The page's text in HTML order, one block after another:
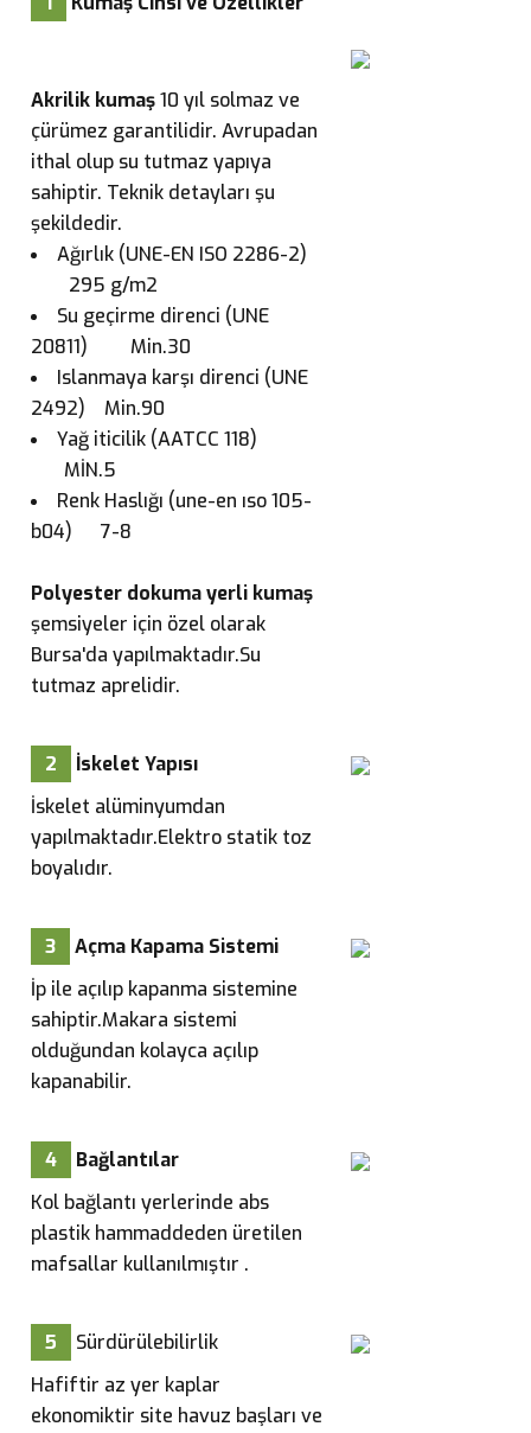
Akrilik kumaş10 yıl solmaz ve
çürümez garantilidir. Avrupadan
ithal olup su tutmaz yapıya
sahiptir. Teknik detayları şu
şekildedir.
Ağırlık (UNE-EN ISO 2286-2)
295 g/m2
Su geçirme direnci (UNE
20811) Min.30
Islanmaya karşı direnci (UNE
2492) Min.90
Yağ iticilik (AATCC 118)
MİN.5
Renk Haslığı (une-en ıso 105-
b04) 7-8
Polyester dokuma yerli kumaş
şemsiyeler için özel olarak
Bursa'da yapılmaktadır.Su
tutmaz aprelidir.
2
İskelet Yapısı
İskelet alüminyumdan
yapılmaktadır.Elektro statik toz
boyalıdır.
3
Açma Kapama Sistemi
İp ile açılıp kapanma sistemine
sahiptir.Makara sistemi
olduğundan kolayca açılıp
kapanabilir.
4
Bağlantılar
Kol bağlantı yerlerinde abs
plastik hammaddeden üretilen
mafsallar kullanılmıştır .
5
Sürdürülebilirlik
Hafiftir az yer kaplar
ekonomiktir site havuz başları ve